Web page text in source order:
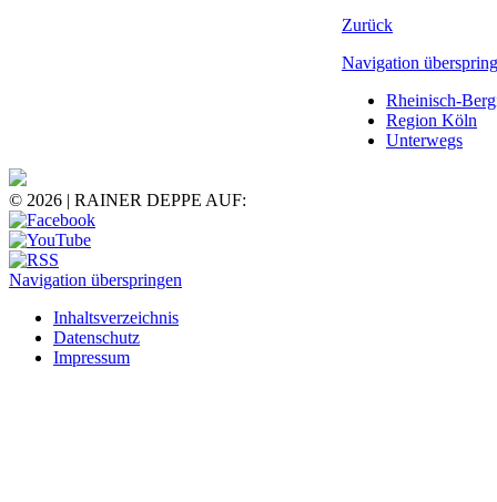
Zurück
Navigation
Rheinisch-
Region Köln
Unterwegs
© 2026 | RAINER DEPPE AUF:
Navigation überspringen
Inhaltsverzeichnis
Datenschutz
Impressum